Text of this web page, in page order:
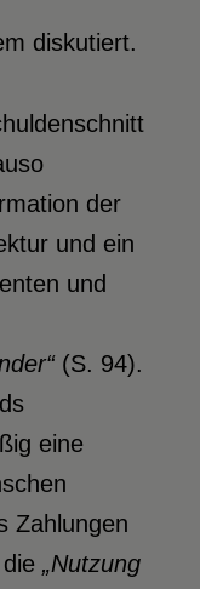
diskutiert.
der
und ein
und
(S. 94).
eine
Zahlungen
„Nutzung